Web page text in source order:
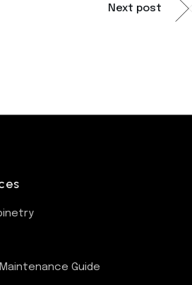
Next post
Guide